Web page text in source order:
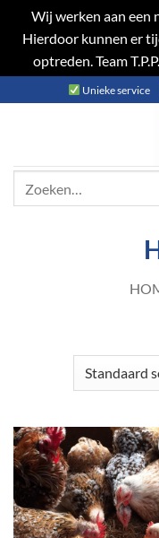
Wij werken aan een
Hierdoor kunnen er
optreden. Team
naar
Unieke service